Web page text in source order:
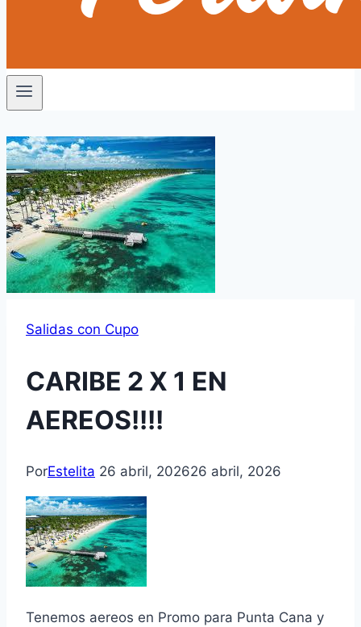
Salidas con Cupo
CARIBE 2 X 1 EN
AEREOS!!!!
PorEstelita 26 abril, 202626 abril, 2026
Tenemos aereos en Promo para Punta Cana y